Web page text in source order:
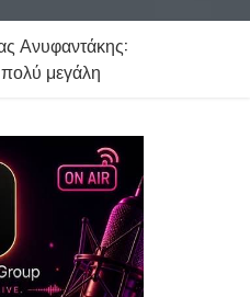
από τα δύο
χωρισμό πιο